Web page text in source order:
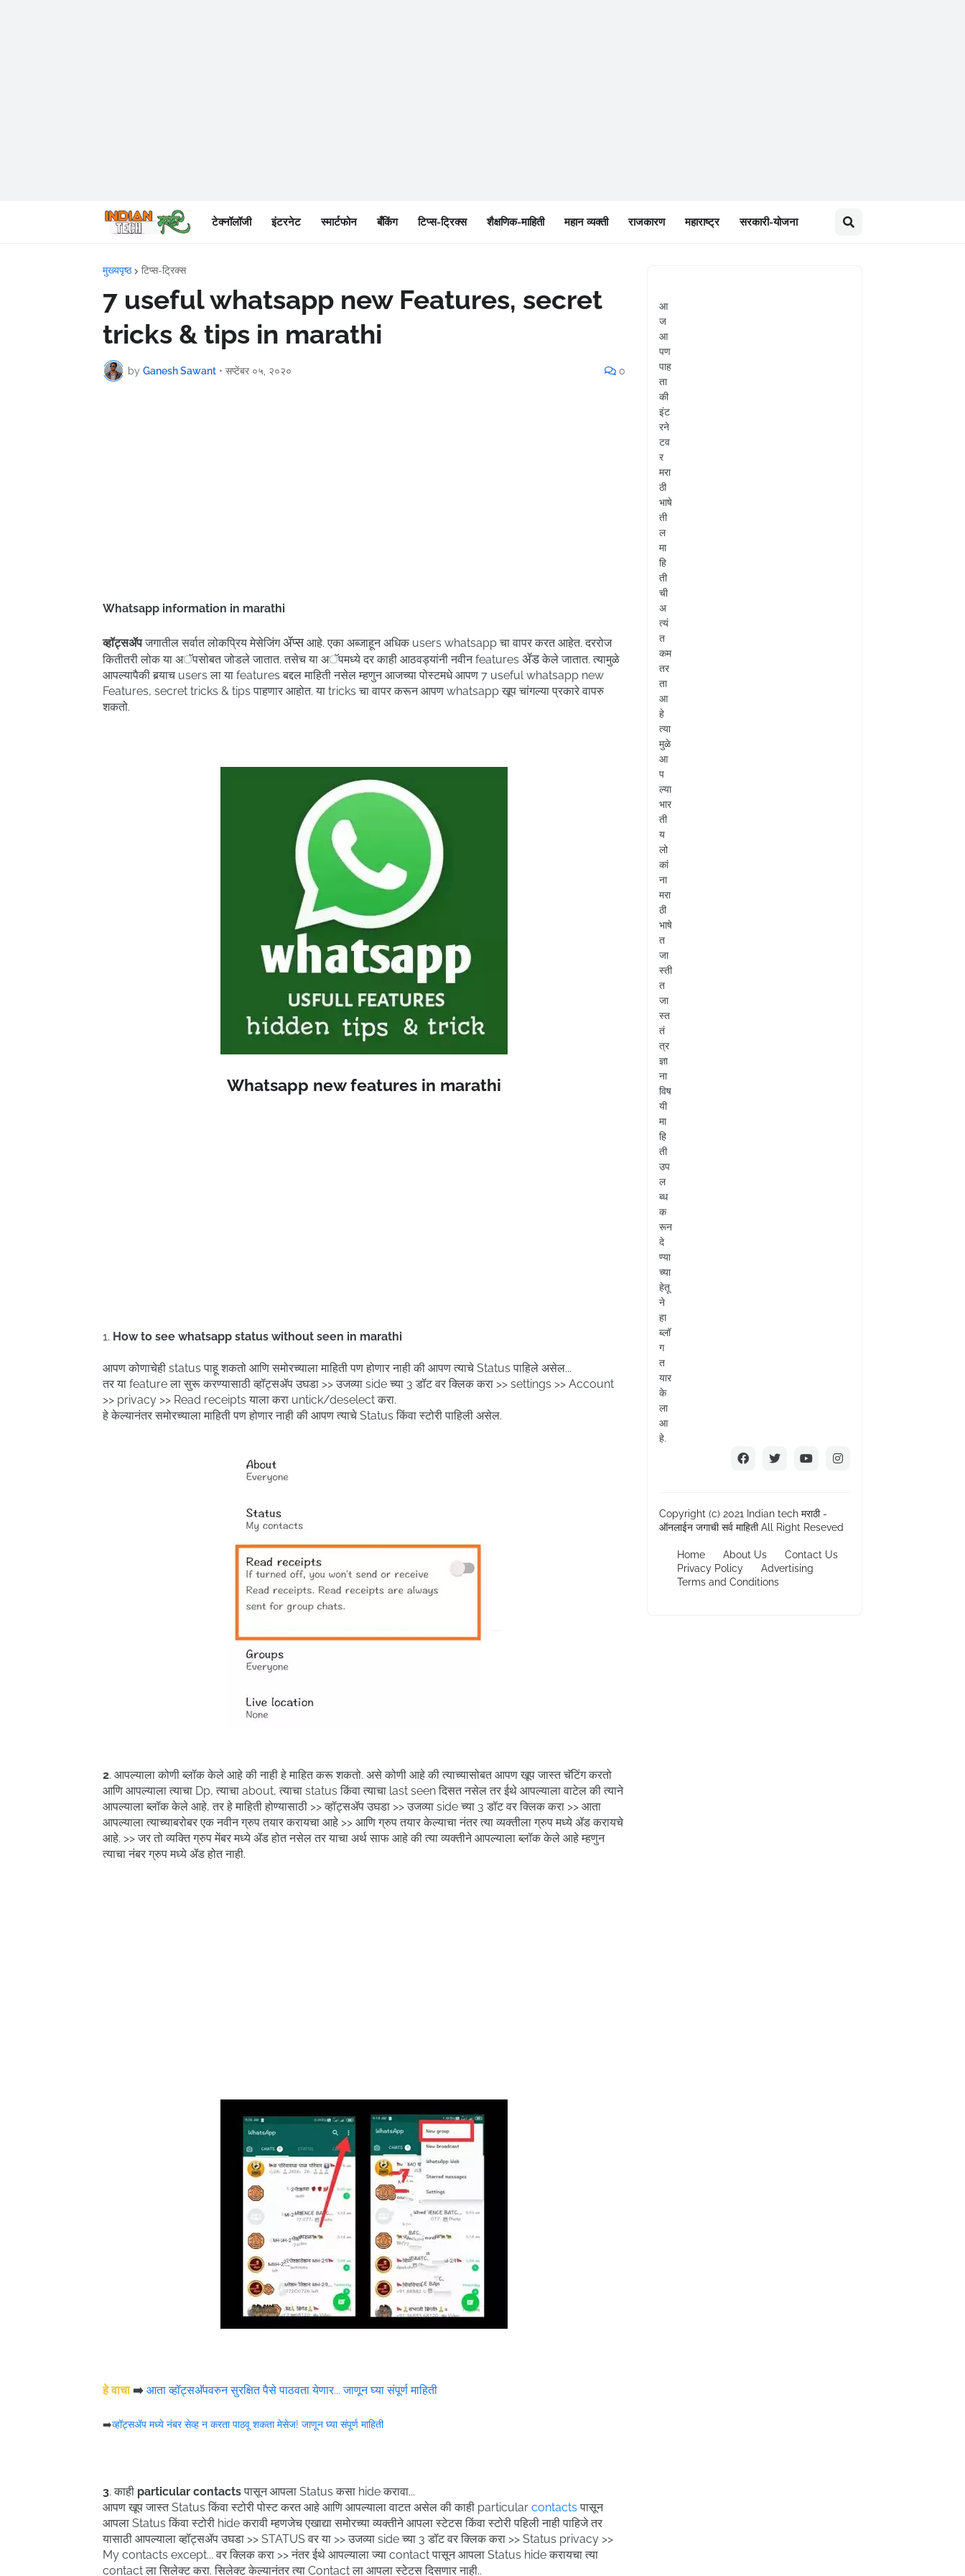
टेक्नॉलॉजी इंटरनेट स्मार्टफोन बँकिंग टिप्स-ट्रिक्स शैक्षणिक-माहिती महान व्यक्ती राजकारण महाराष्ट्र सरकारी-योजना
मुख्यपृष्ठ टिप्स-ट्रिक्स
7 useful whatsapp new Features, secret
tricks & tips in marathi
by Ganesh Sawant • सप्टेंबर ०५, २०२० 0
Whatsapp information in marathi
व्हॉट्सॲपजगातील सर्वात लोकप्रिय मेसेजिंगॲप्सआहे. एका अब्जाहून अधिक users whatsapp चा वापर करत आहेत. दररोज
कितीतरी लोक या अॅपसोबत जोडले जातात. तसेच या अॅपमध्ये दर काही आठवड्यांनी नवीन features ॲडकेले जातात. त्यामुळे
आपल्यापैकी बर्‍याच users ला या features बद्दल माहिती नसेल म्हणुन आजच्यापोस्टमधेआपण 7 useful whatsapp new
Features, secret tricks & tips पाहणार आहोत. या tricks चा वापर करून आपण whatsapp खूप चांगल्या प्रकारे वापरु
शकतो.
Whatsapp new features in marathi
1. How to see whatsapp status without seen in marathi
आपण कोणाचेही status पाहू शकतो आणि समोरच्याला माहिती पण होणार नाही की आपण त्याचे Status पाहिले असेल...
तर या feature ला सुरू करण्यासाठी व्हॉट्सॲप उघडा >> उजव्या side च्या 3 डॉट वर क्लिक करा >> settings >> Account
>> privacy >> Read receipts याला करा untick/deselect करा.
हे केल्यानंतर समोरच्याला माहिती पण होणार नाही की आपण त्याचे Status किंवा स्टोरी पाहिली असेल.
2. आपल्याला कोणी ब्लॉक केले आहे की नाही हे माहित करू शकतो. असे कोणी आहे की त्याच्यासोबत आपण खूप जास्त चॅटिंग करतो
आणि आपल्याला त्याचा Dp, त्याचा about, त्याचा status किंवा त्याचा last seen दिसत नसेल तर ईथे आपल्याला वाटेल की त्याने
आपल्याला ब्लॉक केले आहे, तर हे माहिती होण्यासाठी >> व्हॉट्सॲप उघडा >> उजव्या side च्या 3 डॉट वर क्लिक करा >> आता
आपल्याला त्याच्याबरोबर एक नवीन ग्रुप तयार करायचा आहे >> आणि ग्रुप तयार केल्याचा नंतर त्या व्यक्तीला ग्रुप मध्ये ॲड करायचे
आहे. >> जर तो व्यक्ति ग्रुप मेंबर मध्ये ॲड होत नसेल तर याचा अर्थ साफ आहे की त्या व्यक्तीने आपल्याला ब्लॉक केले आहे म्हणुन
त्याचा नंबर ग्रुप मध्ये ॲड होत नाही.
हे वाचा➡️ आता व्हॉट्सअ‍ॅपवरुन सुरक्षित पैसे पाठवता येणार... जाणून घ्या संपूर्ण माहिती
➡️व्हॉट्सॲप मध्ये नंबर सेव्ह न करता पाठवू शकता मेसेज! जाणून घ्या संपूर्ण माहिती
3. काही particular contactsपासून आपला Status कसा hide करावा...
आपण खूप जास्त Status किंवा स्टोरी पोस्ट करत आहे आणि आपल्याला वाटत असेल की काही particular contacts पासून
आपला Status किंवा स्टोरी hide करावी म्हणजेच एखाद्या समोरच्या व्यक्तीने आपला स्टेटस किंवा स्टोरी पहिली नाही पाहिजे तर
यासाठी आपल्याला व्हॉट्सॲप उघडा >> STATUS वर या >> उजव्या side च्या 3 डॉट वर क्लिक करा >> Status privacy >>
My contacts except... वर क्लिक करा >> नंतर ईथे आपल्याला ज्या contact पासून आपला Status hide करायचा त्या
contact ला सिलेक्ट करा. सिलेक्ट केल्यानंतर त्या Contact ला आपला स्टेटस दिसणार नाही..
आ
ज
आ
पण
पाह
ता
की
इंट
रने
टव
र
मरा
ठी
भाषे
ती
ल
मा
हि
ती
ची
अ
त्यं
त
कम
तर
ता
आ
हे
त्या
मुळे
आ
प
ल्या
भार
ती
य
लो
कां
ना
मरा
ठी
भाषे
त
जा
स्ती
त
जा
स्त
तं
त्र
ज्ञा
ना
विष
यी
मा
हि
ती
उप
ल
ब्ध
क
रून
दे
ण्या
च्या
हेतू
ने
हा
ब्लॉ
ग
त
यार
के
ला
आ
हे.
Copyright (c) 2021
Indian tech मराठी -
ऑनलाईन जगाची सर्व माहितीAll Right Reseved
Home About Us
Contact Us
Privacy Policy
Advertising
Terms and Conditions